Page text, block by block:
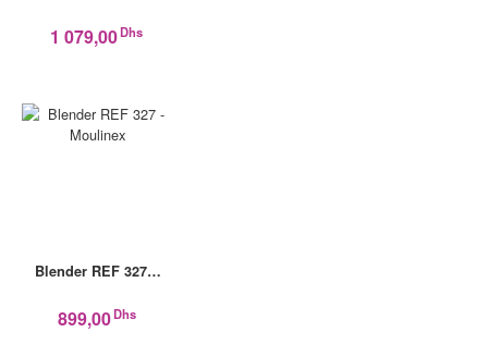
1 079,00Dhs
Blender REF 327…
899,00Dhs